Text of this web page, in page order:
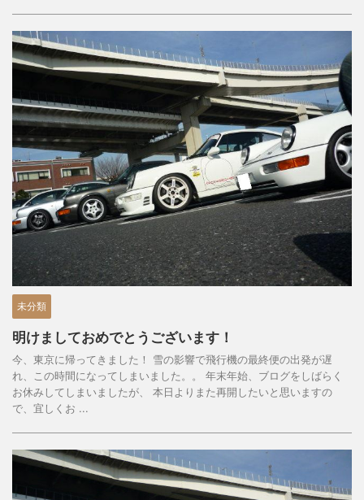
未分類
明けましておめでとうございます！
今、東京に帰ってきました！ 雪の影響で飛行機の最終便の出発が遅
れ、この時間になってしまいました。。 年末年始、ブログをしばらく
お休みしてしまいましたが、 本日よりまた再開したいと思いますの
で、宜しくお ...